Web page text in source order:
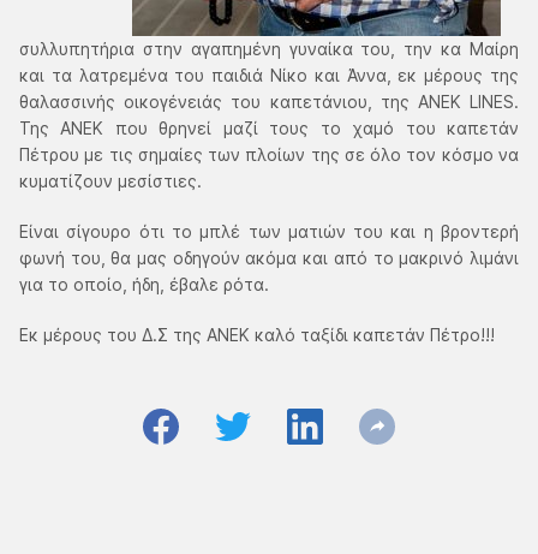
συλλυπητήρια στην αγαπημένη γυναίκα του, την κα Μαίρη
και τα λατρεμένα του παιδιά Νίκο και Άννα, εκ μέρους της
θαλασσινής οικογένειάς του καπετάνιου, της ΑΝΕΚ LINES.
Της ΑΝΕΚ που θρηνεί μαζί τους το χαμό του καπετάν
Πέτρου με τις σημαίες των πλοίων της σε όλο τον κόσμο να
κυματίζουν μεσίστιες.
Είναι σίγουρο ότι το μπλέ των ματιών του και η βροντερή
φωνή του, θα μας οδηγούν ακόμα και από το μακρινό λιμάνι
για το οποίο, ήδη, έβαλε ρότα.
Εκ μέρους του Δ.Σ της ΑΝΕΚ καλό ταξίδι καπετάν Πέτρο!!!